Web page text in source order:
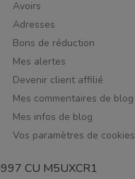
Avoirs
Adresses
Bons de réduction
Mes alertes
Devenir client affilié
Mes commentaires de blog
Mes infos de blog
Vos paramètres de cookies
CU M5UXCR1